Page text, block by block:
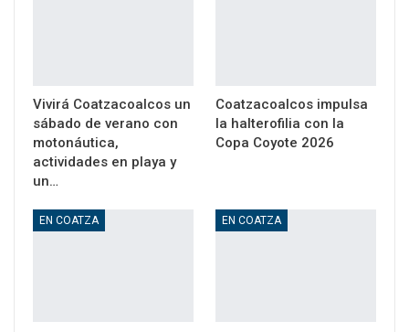
Vivirá Coatzacoalcos un
sábado de verano con
motonáutica,
actividades en playa y
un…
Coatzacoalcos impulsa
la halterofilia con la
Copa Coyote 2026
EN COATZA EN COATZA